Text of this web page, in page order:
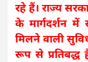
रहे हैं। राज्य
के मार्गदर्शन में
मिलने वाली
रूप से प्रतिबद्ध